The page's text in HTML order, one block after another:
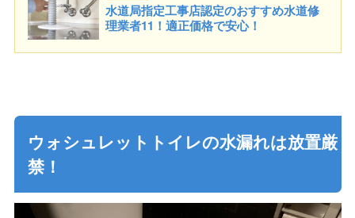
水道局指定工事店認定のおすすめ水道修
理業者11！適正価格で安心！
ウォシュレットトイレの水漏れは放置厳
禁！